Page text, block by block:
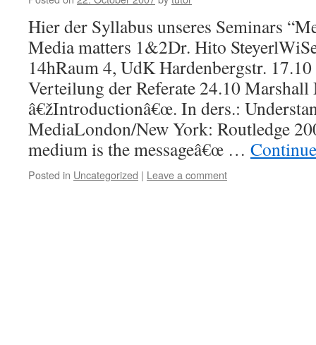
Hier der Syllabus unseres Seminars
Media matters 1&2Dr. Hito
14hRaum 4, UdK Hardenbergstr.
Verteilung der Referate 24.10
â€žIntroductionâ€œ. In ders.:
MediaLondon/New York: Routledge
medium is the messageâ€œ …
Posted in Uncategorized | Leave a comment